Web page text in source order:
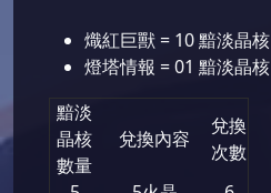
熾紅巨獸 = 10 黯淡晶核
燈塔情報 = 01 黯淡晶核
黯淡
晶核
數量
兌換內容
兌換
次數